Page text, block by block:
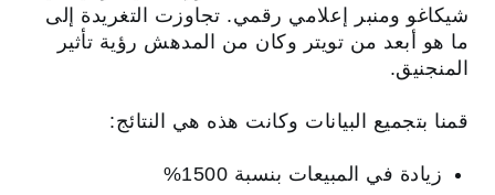
شيكاغو ومنبر إعلامي رقمي. تجاوزت التغريدة إلى
ما هو أبعد من تويتر وكان من المدهش رؤية تأثير
المنجنيق.
قمنا بتجميع البيانات وكانت هذه هي النتائج:
زيادة في المبيعات بنسبة 1500%